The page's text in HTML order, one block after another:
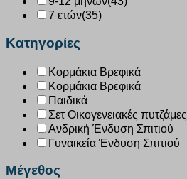
7 ετών(35)
Κατηγορίες
Κορμάκια Βρεφικά
Κορμάκια Βρεφικά
Παιδικά
Σετ Οικογενειακές πυτζάμες
Ανδρική Ένδυση Σπιτιού
Γυναικεία Ένδυση Σπιτιού
Μέγεθος